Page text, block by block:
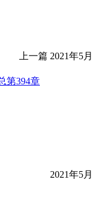
上一篇 2021年5月
第394章
2021年5月